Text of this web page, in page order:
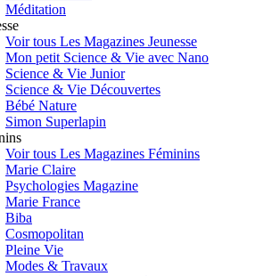
Méditation
Voir tous Les Magazines Jeunesse
Mon petit Science & Vie avec Nano
Science & Vie Junior
Science & Vie Découvertes
Bébé Nature
Simon Superlapin
Voir tous Les Magazines Féminins
Marie Claire
Psychologies Magazine
Marie France
Biba
Cosmopolitan
Pleine Vie
Modes & Travaux